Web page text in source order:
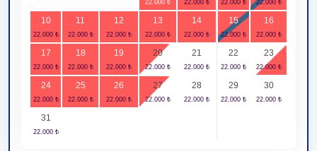
10 11 12 13 14 15 16
17 18 19 20 21 22 23
24 25 26 27 28 29 30
31